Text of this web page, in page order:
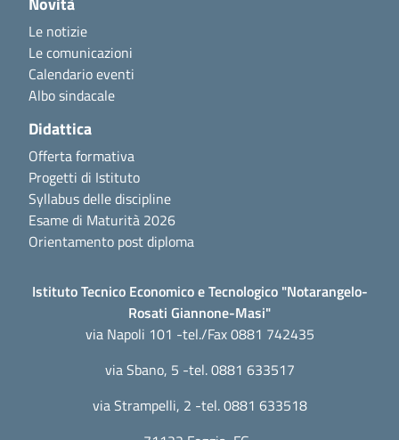
Le notizie
Le comunicazioni
Calendario eventi
Albo sindacale
Didattica
Offerta formativa
Progetti di Istituto
Syllabus delle discipline
Esame di Maturità 2026
Orientamento post diploma
Istituto Tecnico Economico e Tecnologico "Notarangelo-
Rosati Giannone-Masi"
via Napoli 101 -tel./Fax 0881 742435
via Sbano, 5 -tel. 0881 633517
via Strampelli, 2 -tel. 0881 633518